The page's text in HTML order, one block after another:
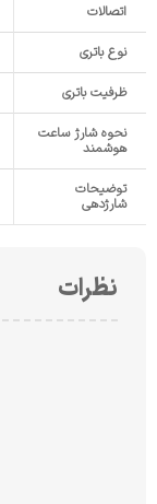
اتصالات
نوع باتری
ظرفیت باتری
نحوه شارژ ساعت
هوشمند
توضیحات
شارژدهی
نظرات